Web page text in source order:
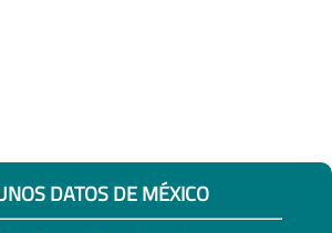
DATOS DE MÉXICO